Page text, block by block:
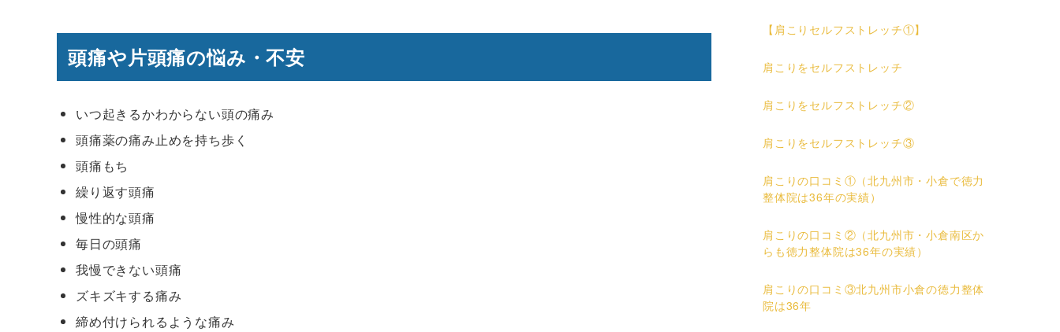
頭痛や片頭痛の悩み・不安
いつ起きるかわからない頭の痛み
頭痛薬の痛み止めを持ち歩く
頭痛もち
繰り返す頭痛
慢性的な頭痛
毎日の頭痛
我慢できない頭痛
ズキズキする痛み
締め付けられるような痛み
【肩こりセルフストレッチ①】
肩こりをセルフストレッチ
肩こりをセルフストレッチ②
肩こりをセルフストレッチ③
肩こりの口コミ①（北九州市・小倉で徳力
整体院は36年の実績）
肩こりの口コミ②（北九州市・小倉南区か
らも徳力整体院は36年の実績）
肩こりの口コミ③北九州市小倉の徳力整体
院は36年